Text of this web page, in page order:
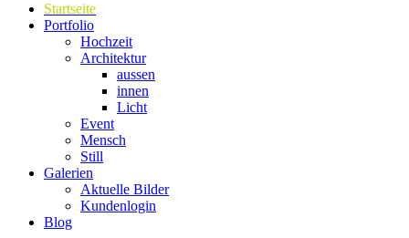
Startseite
Portfolio
Hochzeit
Architektur
aussen
innen
Licht
Event
Mensch
Still
Galerien
Aktuelle Bilder
Kundenlogin
Blog